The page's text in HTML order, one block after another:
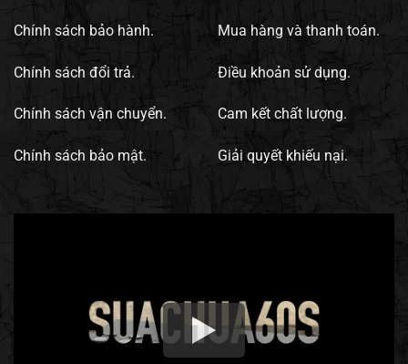
Chính sách bảo hành.
Chính sách đổi trả.
Chính sách vận chuyển.
Chính sách bảo mật.
Mua hàng và thanh toán.
Điều khoản sử dụng.
Cam kết chất lượng.
Giải quyết khiếu nại.